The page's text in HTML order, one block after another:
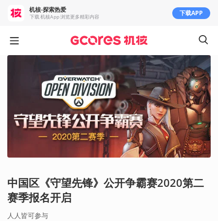
中国区《守望先锋》公开争霸赛2020第二
赛季报名开启
人人皆可参与
机核-探索热爱
下载 机核App 浏览更多精彩内容 下载APP